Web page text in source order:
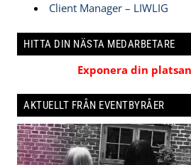
Client Manager – LIWLIG
HITTA DIN NÄSTA MEDARBETARE
Exponera din
AKTUELLT FRÅN EVENTBYRÅER